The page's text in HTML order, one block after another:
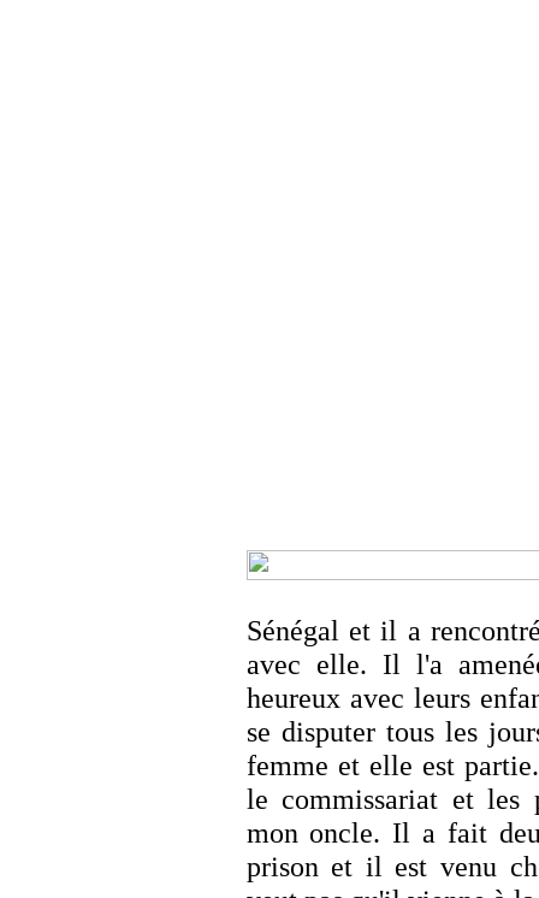
Sénégal et il a
avec elle. Il l'a
heureux avec leurs
se disputer tous les
femme et elle est
le commissariat et les
mon oncle. Il a fait
prison et il est venu